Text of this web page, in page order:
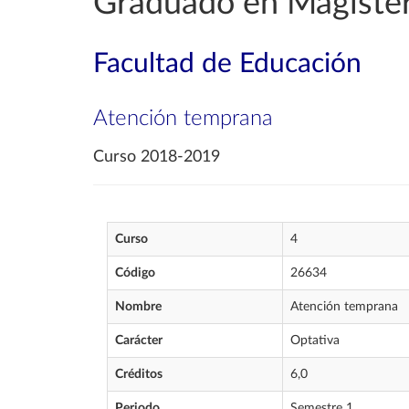
Facultad de Educación
Atención temprana
Curso 2018-2019
Curso 4
Código 26634
Nombre Atención temprana
Carácter Optativa
Créditos 6,0